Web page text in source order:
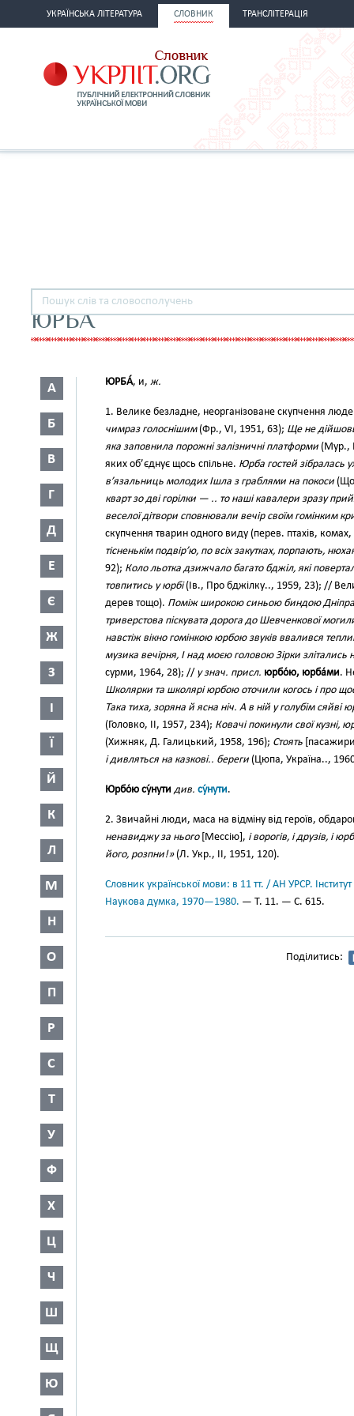
УКРАЇНСЬКА ЛІТЕРАТУРА СЛОВНИК ТРАНСЛІТЕРАЦІЯ
ЮРБА
А
Б
В
Г
Д
Е
Є
Ж
З
І
Ї
Й
К
Л
М
Н
О
П
Р
С
Т
У
Ф
Х
Ц
Ч
Ш
Щ
Ю
ЮРБА́, и, ж.
1. Велике безладне, неорганізоване скупчення
чимраз голоснішим(Фр., VI, 1951, 63); Ще не
яка заповнила порожні залізничні платформи (Мур.,
яких об’єднує щось спільне. Юрба гостей зібралась
в’язальниць молодих Ішла з граблями на покоси
кварт зо дві горілки — .. то наші кавалери зразу
веселої дітвори сповнювали вечір своїм гомінким
скупчення тварин одного виду (перев. птахів, комах,
тісненькім подвір’ю, по всіх закутках, порпають,
92); Коло льотка дзижчало багато бджіл, які
товпитись у юрбі(Ів., Про бджілку.., 1959, 23); //
дерев тощо). Поміж широкою синьою биндою Дніпра
триверстова піскувата дорога до Шевченкової
навстіж вікно гомінкою юрбою звуків ввалився
музика вечірня, І над моєю головою Зірки
сурми, 1964, 28); // у знач. присл. юрбо́ю, юрба́ми.
Школярки та школярі юрбою оточили когось і про
Така тиха, зоряна й ясна ніч. А в ній у голубім
(Головко, II, 1957, 234); Ковачі покинули свої кузні,
(Хижняк, Д. Галицький, 1958, 196); Стоять
і дивляться на казкові.. береги (Цюпа, Україна..,
Юрбо́ю су́нути див. су́нути.
2. Звичайні люди, маса на відміну від героїв,
ненавиджу за нього[Мессію], і ворогів, і друзів, і
його, розпни!»(Л. Укр., II, 1951, 120).
Словник української мови: в 11 тт. / АН УРСР.
Наукова думка, 1970—1980. — Т. 11. — С. 615.
Поділитись: